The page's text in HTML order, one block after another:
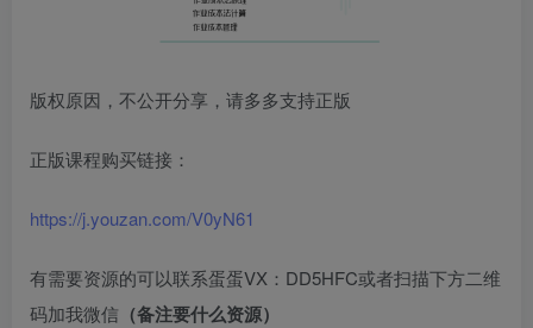
版权原因，不公开分享，请多多支持正版
正版课程购买链接：
https://j.youzan.com/V0yN61
有需要资源的可以联系蛋蛋VX：DD5HFC或者扫描下方二维
码加我微信 （备注要什么资源）